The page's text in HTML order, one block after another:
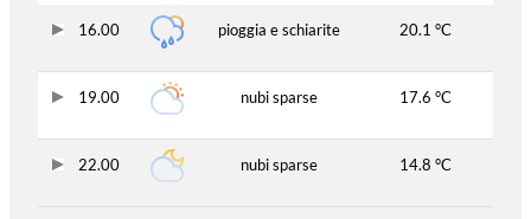
16.00 pioggia e schiarite 20.1 °C
19.00 nubi sparse 17.6 °C
22.00 nubi sparse 14.8 °C